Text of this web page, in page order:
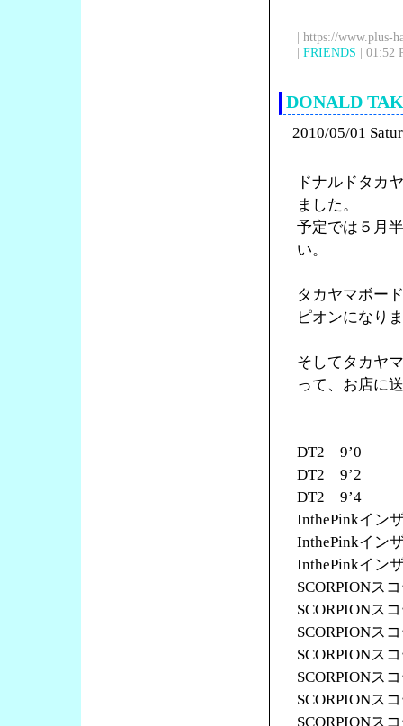
| https://www.plus-
| FRIENDS | 01:52
DONALD
2010/05/01
ドナルドタカ
ました。
予定では５月
い。
タカヤマボー
ピオンになり
そしてタカヤ
って、お店に
DT2 9’0
DT2 9’2
DT2 9’4
InthePinkイン
InthePinkイン
InthePinkイン
SCORPIONス
SCORPIONス
SCORPIONス
SCORPIONス
SCORPIONス
SCORPIONス
SCORPIONス